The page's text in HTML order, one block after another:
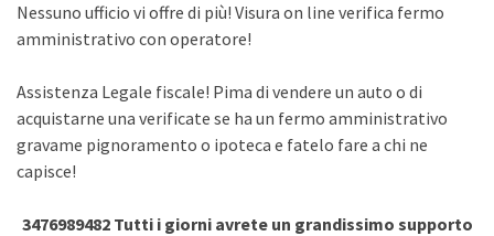
Nessuno ufficio vi offre di più! Visura on line verifica fermo
amministrativo con operatore!
Assistenza Legale fiscale! Pima di vendere un auto o di
acquistarne una verificate se ha un fermo amministrativo
gravame pignoramento o ipoteca e fatelo fare a chi ne
capisce!
3476989482 Tutti i giorni avrete un grandissimo supporto